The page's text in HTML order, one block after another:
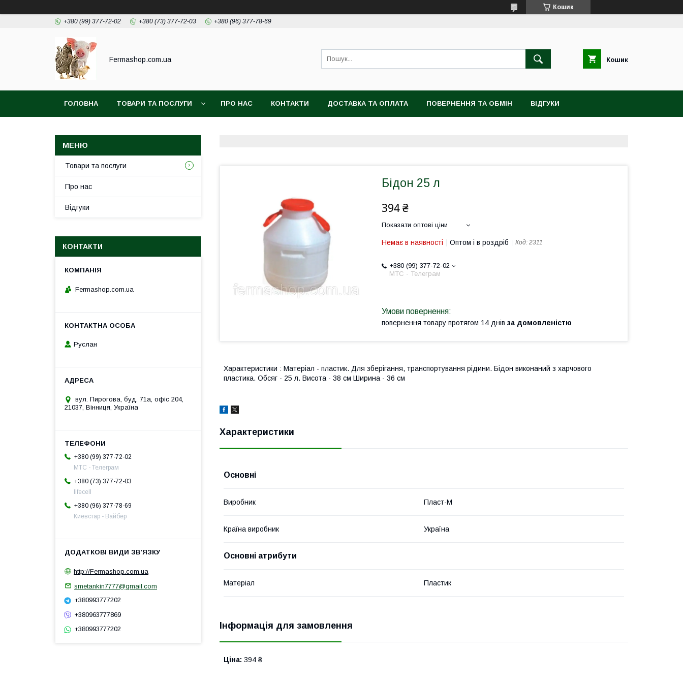
Кошик
+380 (99) 377-72-02 +380 (73) 377-72-03 +380 (96) 377-78-69
Fermashop.com.ua Кошик
ГОЛОВНА ТОВАРИ ТА ПОСЛУГИ ПРО НАС КОНТАКТИ ДОСТАВКА ТА ОПЛАТА ПОВЕРНЕННЯ ТА ОБМІН ВІДГУКИ
Бідон 25 л
394 ₴
Показати оптові ціни
Немає в наявності Оптом і в роздріб Код: 2311
+380 (99) 377-72-02
МТС - Телеграм
повернення товару протягом 14 днів за домовленістю
Характеристики : Матеріал - пластик. Для зберігання, транспортування рідини. Бідон виконаний з харчового
пластика. Обсяг - 25 л. Висота - 38 см Ширина - 36 см
Характеристики
Основні
Виробник Пласт-М
Країна виробник Україна
Основні атрибути
Матеріал Пластик
Інформація для замовлення
Ціна: 394 ₴
Товари та послуги
Про нас
Відгуки
КОНТАКТИ
Fermashop.com.ua
Руслан
вул. Пирогова, буд. 71а, офіс 204,
21037, Вінниця, Україна
+380 (99) 377-72-02
МТС - Телеграм
+380 (73) 377-72-03
lifecell
+380 (96) 377-78-69
Киевстар - Вайбер
http://Fermashop.com.ua
smetankin7777@gmail.com
+380993777202
+380963777869
+380993777202